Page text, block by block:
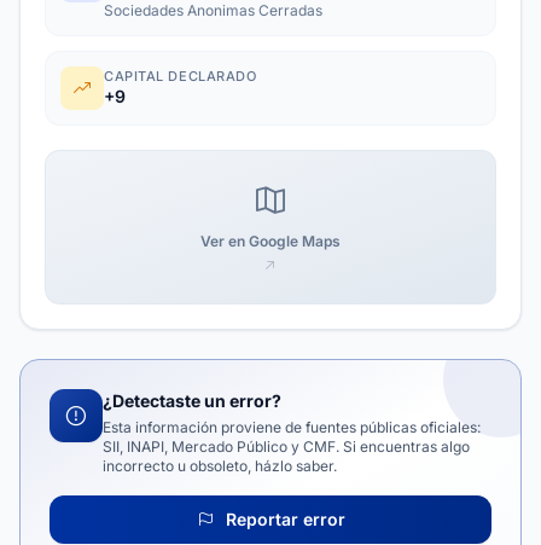
Sociedades Anonimas Cerradas
CAPITAL DECLARADO
+9
Ver en Google Maps
¿Detectaste un error?
Esta información proviene de fuentes públicas oficiales:
SII, INAPI, Mercado Público y CMF. Si encuentras algo
incorrecto u obsoleto, házlo saber.
Reportar error